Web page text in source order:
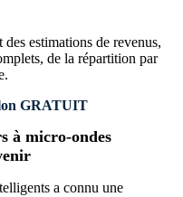
estimations de revenus,
de la répartition par
.
GRATUIT
à micro-ondes
a connu une